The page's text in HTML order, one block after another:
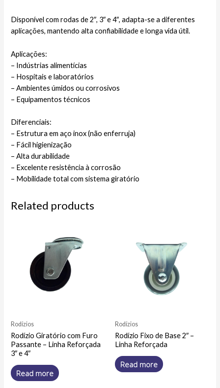
Disponível com rodas de 2″, 3″ e 4″, adapta-se a diferentes
aplicações, mantendo alta confiabilidade e longa vida útil.
Aplicações:
– Indústrias alimentícias
– Hospitais e laboratórios
– Ambientes úmidos ou corrosivos
– Equipamentos técnicos
Diferenciais:
– Estrutura em aço inox (não enferruja)
– Fácil higienização
– Alta durabilidade
– Excelente resistência à corrosão
– Mobilidade total com sistema giratório
Related products
Rodízios
Rodízio Giratório com Furo
Passante – Linha Reforçada
3″ e 4″
Read more
Rodízios
Rodízio Fixo de Base 2″ –
Linha Reforçada
Read more